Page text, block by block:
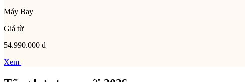
Máy Bay
Giá từ
54.990.000 đ
Xem